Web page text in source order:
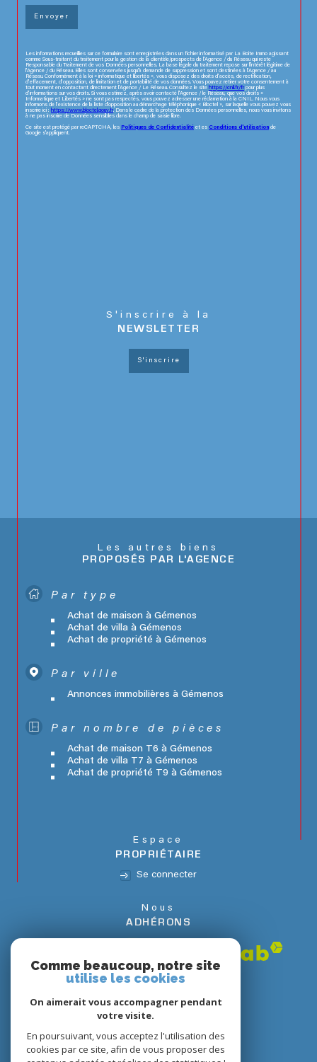
Envoyer
Les informations recueillies sur ce formulaire sont enregistrées dans un fichier informatisé par La Boite Immo agissant
comme Sous-traitant du traitement pour la gestion de la clientèle/prospects de l'Agence / du Réseau qui reste
Responsable du Traitement de vos Données personnelles. La base légale du traitement repose sur l'intérêt légitime de
l'Agence / du Réseau. Elles sont conservées jusqu'à demande de suppression et sont destinées à l'Agence / au
Réseau. Conformément à la loi « informatique et libertés », vous disposez des droits d’accès, de rectification,
d’effacement, d’opposition, de limitation et de portabilité de vos données. Vous pouvez retirer votre consentement à
tout moment en contactant directement l’Agence / Le Réseau. Consultez le site https://cnil.fr/fr pour plus
d’informations sur vos droits. Si vous estimez, après avoir contacté l'Agence / le Réseau, que vos droits «
Informatique et Libertés » ne sont pas respectés, vous pouvez adresser une réclamation à la CNIL. Nous vous
informons de l’existence de la liste d'opposition au démarchage téléphonique « Bloctel », sur laquelle vous pouvez vous
inscrire ici : https://www.bloctel.gouv.fr. Dans le cadre de la protection des Données personnelles, nous vous invitons
à ne pas inscrire de Données sensibles dans le champ de saisie libre.
Ce site est protégé par reCAPTCHA, les Politiques de Confidentialité et es Conditions d'utilisation de
Google s'appliquent.
s'inscrire à la
NEWSLETTER
S'inscrire
Les autres biens
PROPOSÉS PAR L'AGENCE
Par type
Achat de maison à Gémenos
Achat de villa à Gémenos
Achat de propriété à Gémenos
Par ville
Annonces immobilières à Gémenos
Par nombre de pièces
Achat de maison T6 à Gémenos
Achat de villa T7 à Gémenos
Achat de propriété T9 à Gémenos
Espace
PROPRIÉTAIRE
Se connecter
Nous
ADHÉRONS
Comme beaucoup, notre site
utilise les cookies
On aimerait vous accompagner pendant
votre visite.
En poursuivant, vous acceptez l'utilisation des
cookies par ce site, afin de vous proposer des